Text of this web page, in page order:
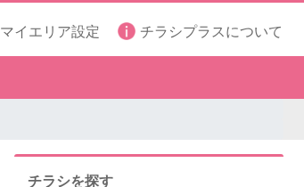
マイエリア設定 チラシプラスについて
チラシを探す